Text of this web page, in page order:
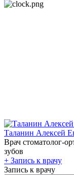
Таланин Алексей
Врач стоматолог-
зубов
+ Запись к врачу
Запись к врачу